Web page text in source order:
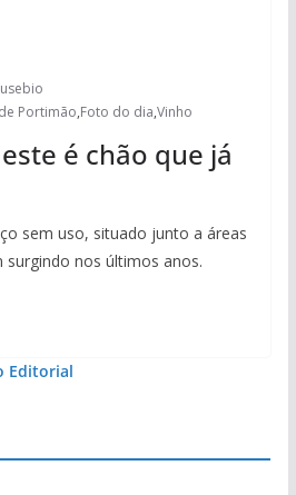
Portimão,Foto do dia,Vinho
é chão que já
sem uso, situado junto a áreas
nos últimos anos.
Editorial